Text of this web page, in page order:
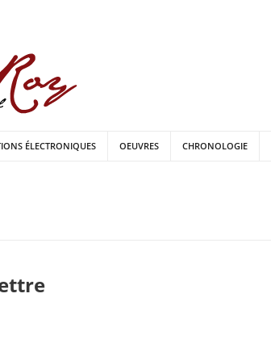
ÉLECTRONIQUES OEUVRES CHRONOLOGIE